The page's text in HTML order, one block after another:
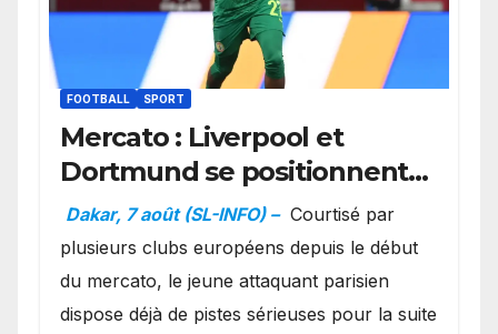
FOOTBALL SPORT
Mercato : Liverpool et
Dortmund se positionnent
en favoris pour recruter
Ibrahim Mbaye
Dakar, 7 août (SL-INFO) – Courtisé par
plusieurs clubs européens depuis le début
du mercato, le jeune attaquant parisien
dispose déjà de pistes sérieuses pour la suite